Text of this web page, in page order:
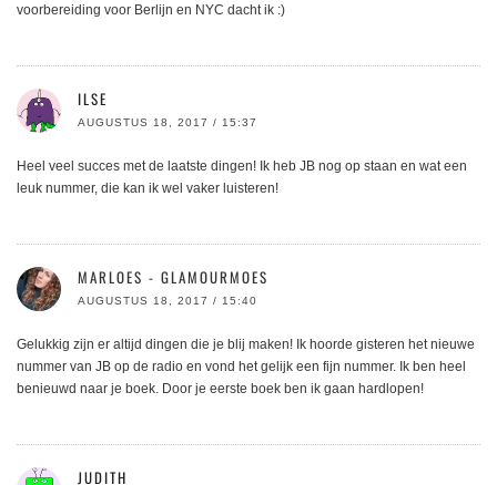
voorbereiding voor Berlijn en NYC dacht ik :)
ILSE
AUGUSTUS 18, 2017 / 15:37
Heel veel succes met de laatste dingen! Ik heb JB nog op staan en wat een
leuk nummer, die kan ik wel vaker luisteren!
MARLOES - GLAMOURMOES
AUGUSTUS 18, 2017 / 15:40
Gelukkig zijn er altijd dingen die je blij maken! Ik hoorde gisteren het nieuwe
nummer van JB op de radio en vond het gelijk een fijn nummer. Ik ben heel
benieuwd naar je boek. Door je eerste boek ben ik gaan hardlopen!
JUDITH